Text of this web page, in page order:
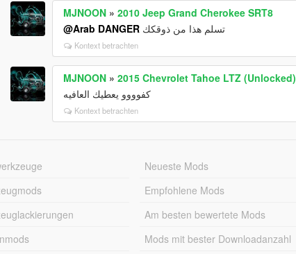
MJNOON »2010 Jeep Grand Cherokee SRT8
@Arab DANGER تسلم هذا من ذوقكك
Kontext betrachten
MJNOON »2015 Chevrolet Tahoe LTZ (Unlocked)
كفوووو يعطيك العافيه
Kontext betrachten
Neueste Mods
Empfohlene Mods
Am besten bewertete Mods
Mods mit bester Downloadanzahl